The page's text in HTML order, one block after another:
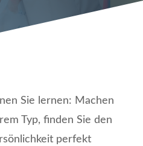
Sie lernen: Machen
Typ, finden Sie den
perfekt